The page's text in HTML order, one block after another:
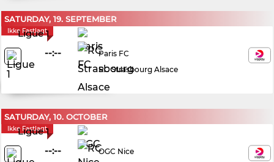
SATURDAY, 19. SEPTEMBER
Ikke Fastlagt
Ligue 1
--:--
Paris FC
RC Strasbourg Alsace
SATURDAY, 10. OCTOBER
Ikke Fastlagt
Ligue 1
--:--
OGC Nice